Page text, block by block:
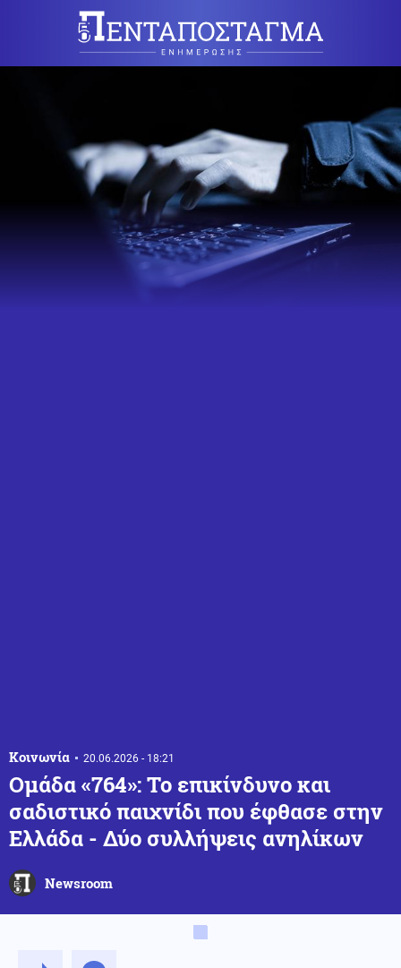
Κοινωνία 20.06.2026 - 18:21
Ομάδα «764»: Το επικίνδυνο και
σαδιστικό παιχνίδι που έφθασε στην
Ελλάδα - Δύο συλλήψεις ανηλίκων
Newsroom